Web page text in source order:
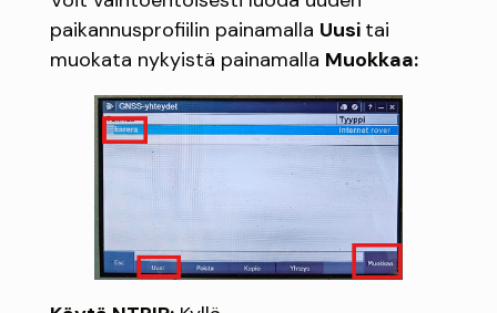
paikannusprofiilin painamalla Uusi tai
muokata nykyistä painamalla Muokkaa: